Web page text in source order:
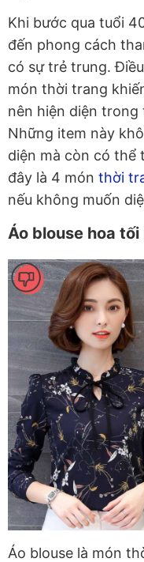
Khi bước qua tuổi
đến phong cách
có sự trẻ trung.
món thời trang
nên hiện diện
Những item này
diện mà còn có thể
đây là 4 món thời
nếu không muốn
Áo blouse hoa tối
Áo blouse là món